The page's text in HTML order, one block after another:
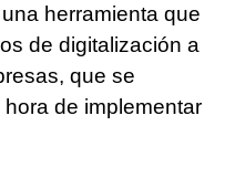
herramienta que
de digitalización a
que se
de implementar